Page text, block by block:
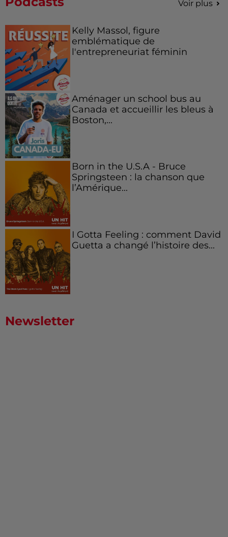
Voir plus
Kelly Massol, figure
emblématique de
l'entrepreneuriat féminin
Aménager un school bus au
Canada et accueillir les bleus à
Boston,...
Born in the U.S.A - Bruce
Springsteen : la chanson que
l’Amérique...
I Gotta Feeling : comment David
Guetta a changé l’histoire des...
Newsletter